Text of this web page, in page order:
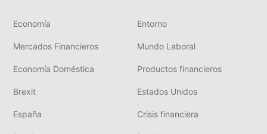
Economía Entorno
Mercados Financieros Mundo Laboral
Economía Doméstica Productos financieros
Brexit Estados Unidos
España Crisis financiera